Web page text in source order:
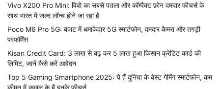
Vivo X200 Pro Mini: विवो का सबसे पतला और कॉम्पैक्ट फ़ोन दमदार फीचर्स के
साथ भारत में जल्द लॉन्च होने जा रहा है
Poco M6 Pro 5G: बजट में धमाकेदार 5G स्मार्टफोन, दमदार कैमरा और तगड़ी
परफॉर्मेंस
Kisan Credit Card: 3 लाख से बढ़ कर 5 लाख हुआ किसान क्रेडिट कार्ड की
लिमिट, जानें कैसे करें आवेदन
Top 5 Gaming Smartphone 2025: ये हैं दुनिया के बेस्ट गेमिंग स्मार्टफोन, कम
कीमत में कमाल के हैं इनके फीचर्स